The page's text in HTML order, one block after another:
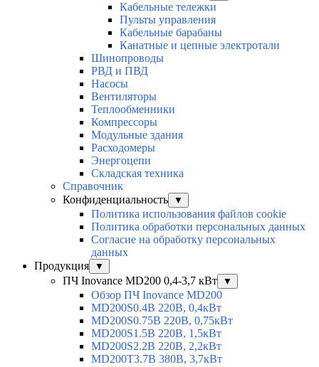
Кабельные тележки
Пульты управления
Кабельные барабаны
Канатные и цепные электротали
Шинопроводы
РВД и ПВД
Насосы
Вентиляторы
Теплообменники
Компрессоры
Модульные здания
Расходомеры
Энергоцепи
Складская техника
Справочник
Конфиденциальность
▼
Политика использования файлов cookie
Политика обработки персональных данных
Согласие на обработку персональных
данных
Продукция
▼
ПЧ Inovance MD200 0,4-3,7 кВт ▼
Обзор ПЧ Inovance MD200
MD200S0.4B 220В, 0,4кВт
MD200S0.75B 220В, 0,75кВт
MD200S1.5B 220В, 1,5кВт
MD200S2.2B 220В, 2,2кВт
MD200T3.7B 380В, 3,7кВт